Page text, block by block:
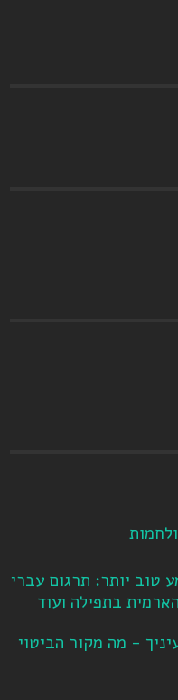
טוב יותר: תרגום עברי
בתפילה ועוד
- מה מקור הביטוי